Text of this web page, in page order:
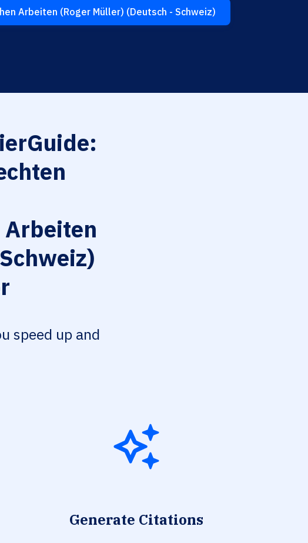
Arbeiten (Roger Müller) (Deutsch - Schweiz)
speed up and
Generate Citations